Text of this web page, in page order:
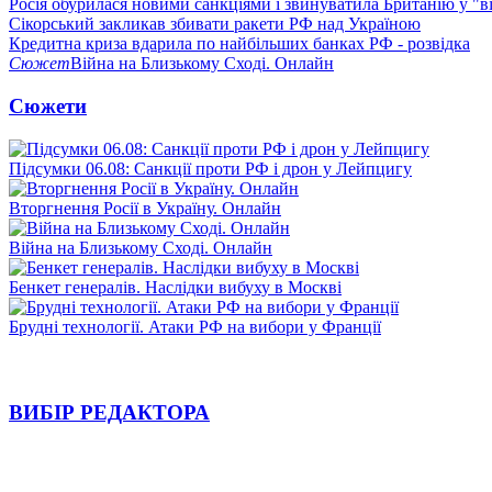
Росія обурилася новими санкціями і звинуватила Британію у
Сікорський закликав збивати ракети РФ над Україною
Кредитна криза вдарила по найбільших банках РФ - розвідка
СюжетВійна на Близькому Сході. Онлайн
Сюжети
Підсумки 06.08: Санкції проти РФ і дрон у Лейпцигу
Вторгнення Росії в Україну. Онлайн
Війна на Близькому Сході. Онлайн
Бенкет генералів. Наслідки вибуху в Москві
Брудні технології. Атаки РФ на вибори у Франції
ВИБІР РЕДАКТОРА